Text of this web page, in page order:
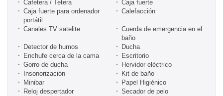
Cafetera / Tetera
Caja fuerte
Caja fuerte para ordenador
portátil
Calefacción
Canales TV satelite
Cuerda de emergencia en el
baño
Detector de humos
Ducha
Enchufe cerca de la cama
Escritorio
Gorro de ducha
Hervidor eléctrico
Insonorización
Kit de baño
Minibar
Papel Higiénico
Reloj despertador
Secador de pelo